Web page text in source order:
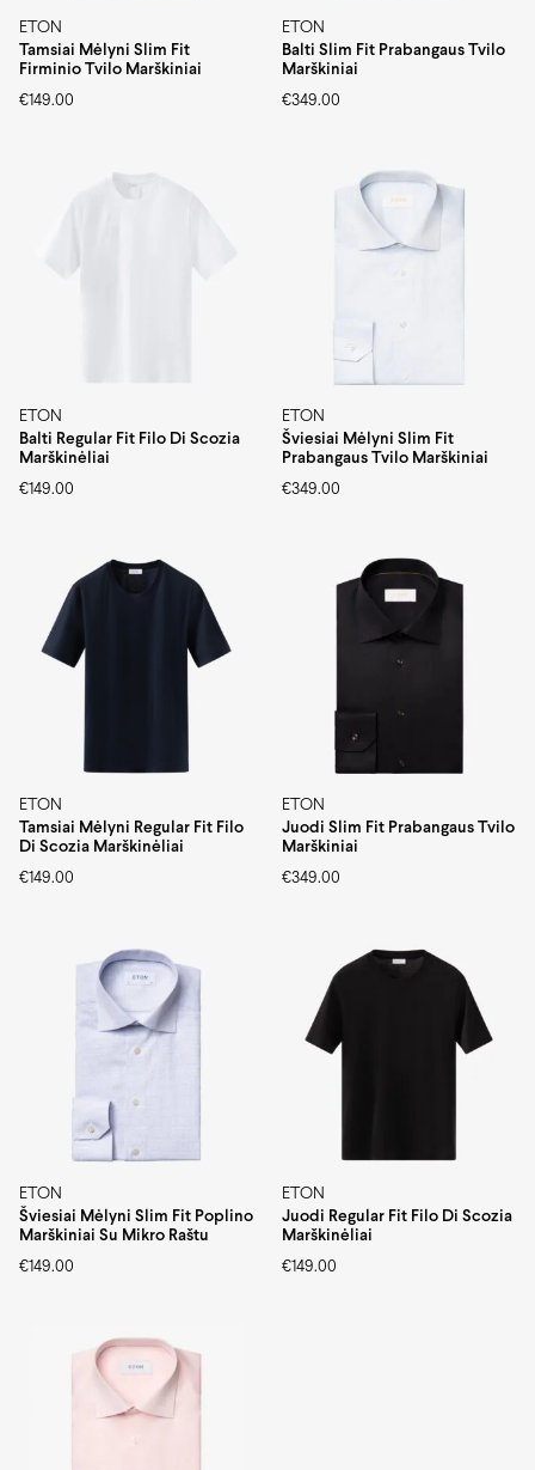
ETON
Tamsiai Mėlyni Slim Fit
Firminio Tvilo Marškiniai
€149.00
ETON
Balti Slim Fit Prabangaus Tvilo
Marškiniai
€349.00
ETON
Balti Regular Fit Filo Di Scozia
Marškinėliai
€149.00
ETON
Šviesiai Mėlyni Slim Fit
Prabangaus Tvilo Marškiniai
€349.00
ETON
Tamsiai Mėlyni Regular Fit Filo
Di Scozia Marškinėliai
€149.00
ETON
Juodi Slim Fit Prabangaus Tvilo
Marškiniai
€349.00
ETON
Šviesiai Mėlyni Slim Fit Poplino
Marškiniai Su Mikro Raštu
€149.00
ETON
Juodi Regular Fit Filo Di Scozia
Marškinėliai
€149.00